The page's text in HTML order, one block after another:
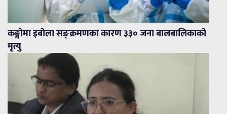
कङ्गोमा इबोला सङ्क्रमणका कारण ३३० जना बालबालिकाको
मृत्यु